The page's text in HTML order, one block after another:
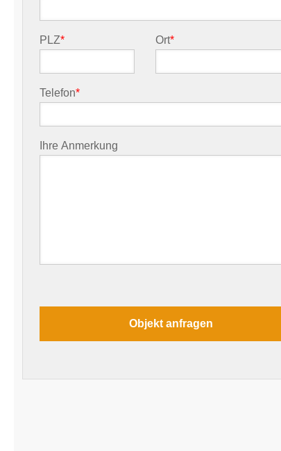
PLZ* Ort*
Telefon*
Ihre Anmerkung